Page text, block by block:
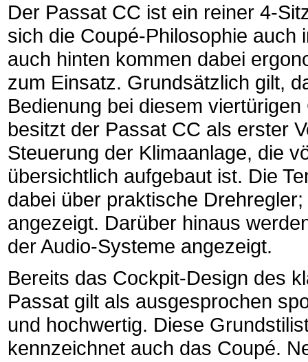
Der Passat CC ist ein reiner 4-
sich die Coupé-Philosophie auch
auch hinten kommen dabei
zum Einsatz. Grundsätzlich gilt,
Bedienung bei diesem
besitzt der Passat CC als erster
Steuerung der Klimaanlage, die
übersichtlich aufgebaut ist. Die
dabei über praktische
angezeigt. Darüber hinaus
der Audio-Systeme angezeigt.
Bereits das Cockpit-Design des
Passat gilt als ausgesprochen
und hochwertig. Diese
kennzeichnet auch das Coupé.